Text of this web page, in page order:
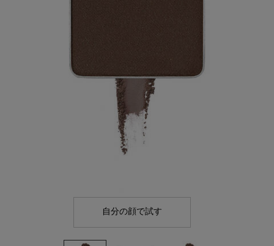
自分の顔で試す